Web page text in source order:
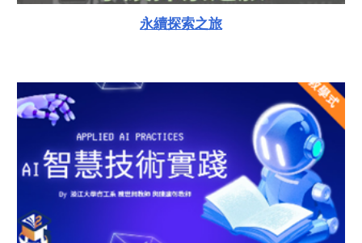
永續探索之旅